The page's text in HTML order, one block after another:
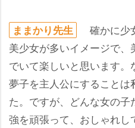
ままかり先生
確かに少
美少女が多いイメージで
でいて楽しいと思います
夢子を主人公にすること
た。ですが、どんな女の
強を頑張って、おしゃれ